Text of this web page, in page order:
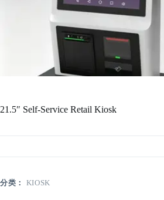
21.5″ Self-Service Retail Kiosk
分类： KIOSK